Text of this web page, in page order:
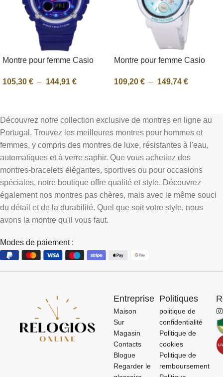
Montre pour femme Casio
numérique en résine avec
105,30 € – 144,91 €
Montre pour femme Casio
numérique monde sous-marin
100M
109,20 € – 149,74 €
Découvrez notre collection exclusive de montres en ligne au
Portugal. Trouvez les meilleures montres pour hommes et
femmes, y compris des montres de luxe, résistantes à l'eau,
automatiques et à verre saphir. Que vous achetiez des
montres-bracelets élégantes, sportives ou pour occasions
spéciales, notre boutique offre qualité et style. Découvrez
également nos montres pas chères, mais avec le même souci
du détail et de la durabilité. Quel que soit votre style, nous
avons la montre qu'il vous faut.
Modes de paiement :
Entreprise
Maison
Sur
Magasin
Contacts
Blogue
Regarder le
Politiques
politique de
confidentialité
Politique de
cookies
Politique de
remboursement